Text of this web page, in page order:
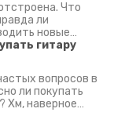
Что
ли
новые
- да.
:)
гитару
вопросов в
ли покупать